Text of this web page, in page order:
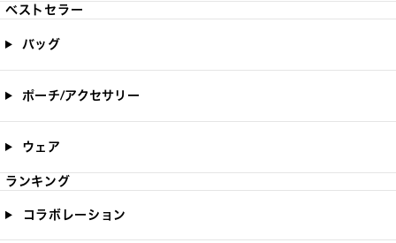
ベストセラー
バッグ
ポーチ/アクセサリー
ウェア
ランキング
コラボレーション